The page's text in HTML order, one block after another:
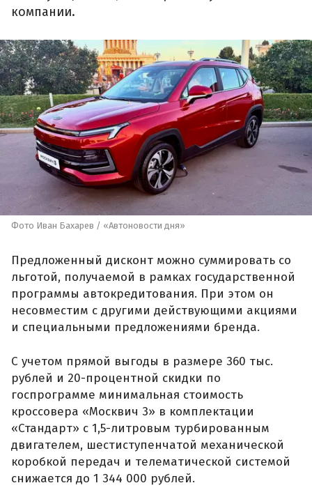
компании.
Фото Иван Бахарев / «Автоновости дня»
Предложенный дисконт можно суммировать со
льготой, получаемой в рамках государственной
программы автокредитования. При этом он
несовместим с другими действующими акциями
и специальными предложениями бренда.
С учетом прямой выгоды в размере 360 тыс.
рублей и 20-процентной скидки по
госпрограмме минимальная стоимость
кроссовера «Москвич 3» в комплектации
«Стандарт» с 1,5-литровым турбированным
двигателем, шестиступенчатой механической
коробкой передач и телематической системой
снижается до 1 344 000 рублей.